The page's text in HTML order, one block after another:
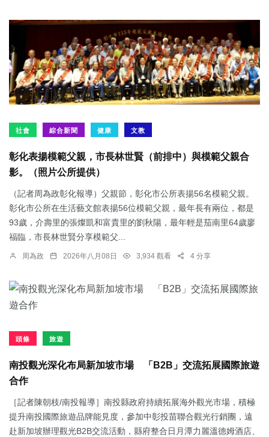
社會 綜合新聞 健康 文教
彰化表揚模範父親，市長林世賢（前排中）與模範父親合
影。（照片公所提供）
（記者周為政彰化報導）父親節，彰化市公所表揚56名模範父親。
彰化市公所在生活藝文館表揚56位模範父親，最年長有兩位，都是
93歲，介壽里的張燦凱和富貴里的劉秋陽，最年輕是茄南里64歲廖
福臨，市長林世賢分享模範父...
周為政 2026年八月08日 3,934 觀看 4 分享
頭條 旅遊
南投觀光深化布局新加坡市場 「B2B」交流拓展國際旅遊
合作
［記者陳朝枝/南投報導］南投縣政府持續拓展海外觀光市場，積極
提升南投國際旅遊品牌能見度，參加中彰投苗聯合觀光行銷團，遠
赴新加坡辦理觀光B2B交流活動，縣府整合日月潭力麗溫德姆酒店、